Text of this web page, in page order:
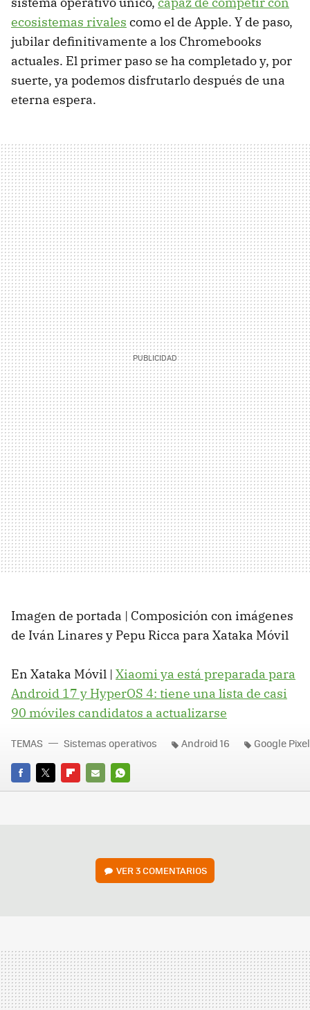
ecosistemas rivales como el de Apple. Y de paso,
jubilar definitivamente a los Chromebooks
actuales. El primer paso se ha completado y, por
suerte, ya podemos disfrutarlo después de una
eterna espera.
Imagen de portada | Composición con imágenes
de Iván Linares y Pepu Ricca para Xataka Móvil
En Xataka Móvil | Xiaomi ya está preparada para
Android 17 y HyperOS 4: tiene una lista de casi
90 móviles candidatos a actualizarse
FACEBOOK
TWITTERFLIPBOARD
E-
WHATSAPP
TEMAS Sistemas operativos Android 16 Google Pixel
VER3 COMENTARIOS